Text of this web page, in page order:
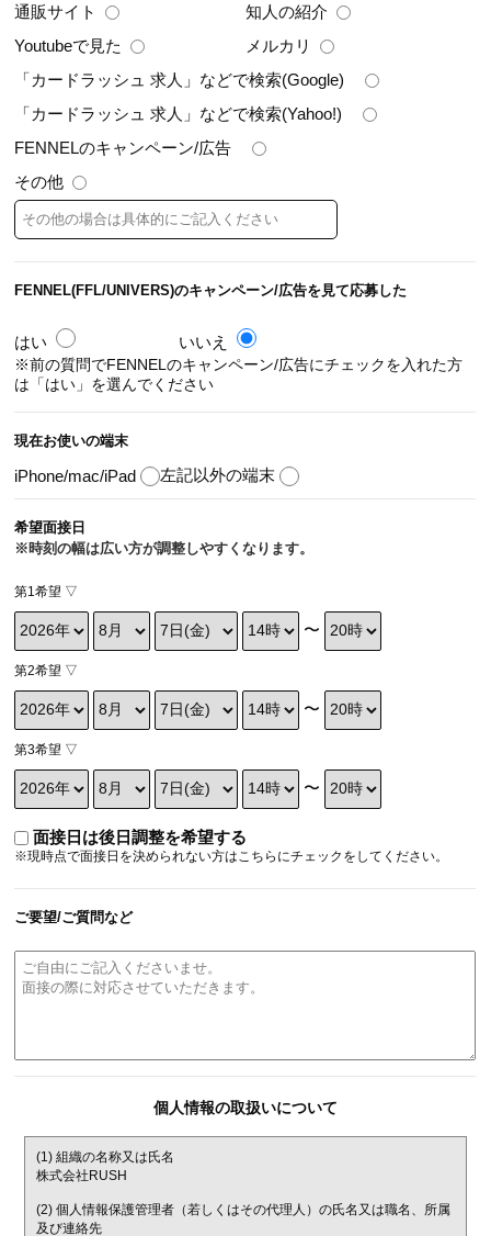
通販サイト
知人の紹介
Youtubeで見た
メルカリ
「カードラッシュ 求人」などで検索(Google)
「カードラッシュ 求人」などで検索(Yahoo!)
FENNELのキャンペーン/広告
その他
FENNEL(FFL/UNIVERS)のキャンペーン/広告を見て応募した
はい いいえ
※前の質問でFENNELのキャンペーン/広告にチェックを入れた方
は 「はい」を選んでください
現在お使いの端末
iPhone/mac/iPad 左記以外の端末
希望面接日
※時刻の幅は広い方が調整しやすくなります。
第1希望 ▽
〜
第2希望 ▽
〜
第3希望 ▽
〜
面接日は後日調整を希望する
※現時点で面接日を決められない方はこちらにチェックをしてください。
ご要望/ご質問など
個人情報の取扱いについて
(1) 組織の名称又は氏名
株式会社RUSH
(2) 個人情報保護管理者（若しくはその代理人）の氏名又は職名、所属
及び連絡先